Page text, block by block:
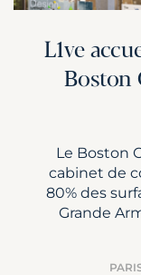
L1ve
Boston
Le Boston
cabinet de
80% des
Grande